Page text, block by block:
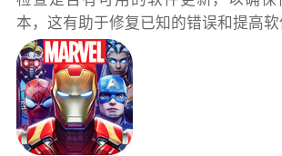
本，这有助于修复已知的错误和提高软